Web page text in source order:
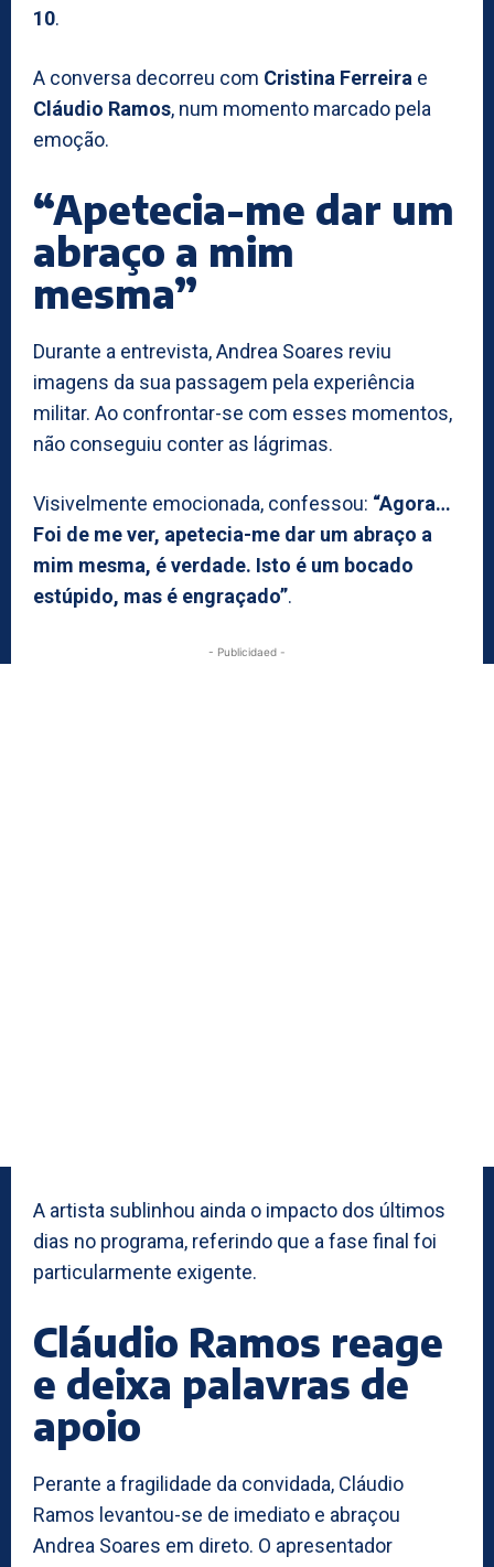
10.
A conversa decorreu com Cristina Ferreira e
Cláudio Ramos, num momento marcado pela
emoção.
“Apetecia-me dar um
abraço a mim
mesma”
Durante a entrevista, Andrea Soares reviu
imagens da sua passagem pela experiência
militar. Ao confrontar-se com esses momentos,
não conseguiu conter as lágrimas.
Visivelmente emocionada, confessou: “Agora…
Foi de me ver, apetecia-me dar um abraço a
mim mesma, é verdade. Isto é um bocado
estúpido, mas é engraçado”.
- Publicidaed -
A artista sublinhou ainda o impacto dos últimos
dias no programa, referindo que a fase final foi
particularmente exigente.
Cláudio Ramos reage
e deixa palavras de
apoio
Perante a fragilidade da convidada, Cláudio
Ramos levantou-se de imediato e abraçou
Andrea Soares em direto. O apresentador